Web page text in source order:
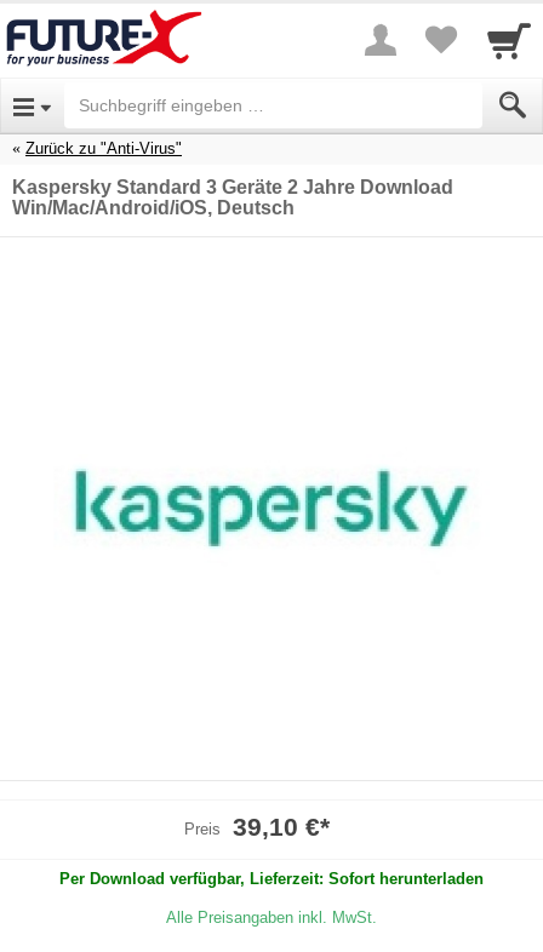
Zurück zu "Anti-Virus"
Kaspersky Standard 3 Geräte 2 Jahre Download
Win/Mac/Android/iOS, Deutsch
Preis 39,10 €*
Per Download verfügbar, Lieferzeit: Sofort herunterladen
Alle Preisangaben inkl. MwSt.